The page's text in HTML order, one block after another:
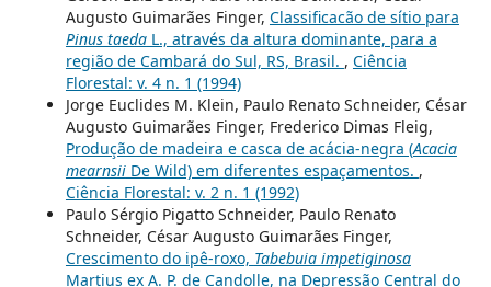
Augusto Guimarães Finger, Classificacão de sítio para
Pinus taedaL., através da altura dominante, para a
região de Cambará do Sul, RS, Brasil. , Ciência
Florestal: v. 4 n. 1 (1994)
Jorge Euclides M. Klein, Paulo Renato Schneider, César
Augusto Guimarães Finger, Frederico Dimas Fleig,
Produção de madeira e casca de acácia-negra (Acacia
mearnsiiDe Wild) em diferentes espaçamentos. ,
Ciência Florestal: v. 2 n. 1 (1992)
Paulo Sérgio Pigatto Schneider, Paulo Renato
Schneider, César Augusto Guimarães Finger,
Crescimento do ipê-roxo, Tabebuia impetiginosa
Martius ex A. P. de Candolle, na Depressão Central do